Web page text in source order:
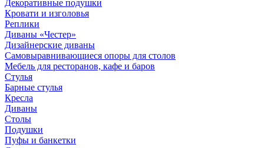
Декоративные подушки
Кровати и изголовья
Реплики
Диваны «Честер»
Дизайнерские диваны
Самовыравнивающиеся опоры для столов
Мебель для ресторанов, кафе и баров
Стулья
Барные стулья
Кресла
Диваны
Столы
Подушки
Пуфы и банкетки